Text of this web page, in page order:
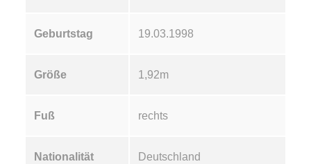
Geburtstag 19.03.1998
Größe 1,92m
Fuß rechts
Nationalität Deutschland